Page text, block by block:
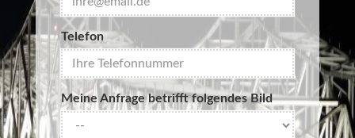
Telefon
Meine Anfrage betrifft folgendes Bild
Der